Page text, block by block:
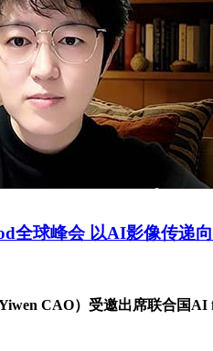
全球峰会 以AI影像传递
CAO）受邀出席联合国